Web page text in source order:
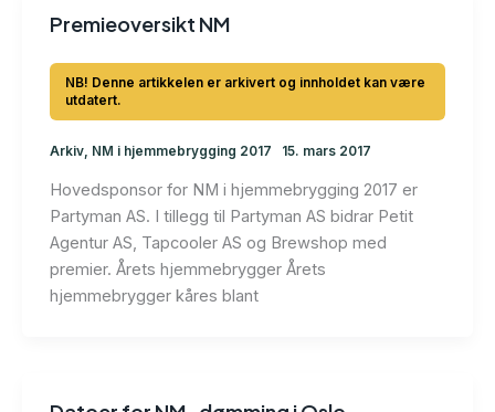
Premieoversikt NM
Arkiv, NM i hjemmebrygging 2017 15. mars 2017
Hovedsponsor for NM i hjemmebrygging 2017 er
Partyman AS. I tillegg til Partyman AS bidrar Petit
Agentur AS, Tapcooler AS og Brewshop med
premier. Årets hjemmebrygger Årets
hjemmebrygger kåres blant